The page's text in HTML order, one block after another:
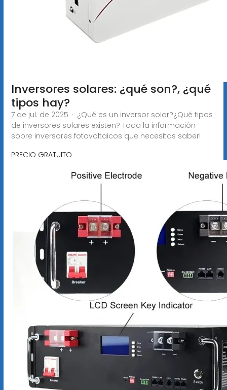
Inversores solares: ¿qué son?, ¿qué
tipos hay?
7 de jul. de 2025 · ¿Qué es un inversor solar?¿Qué tipos
de inversores solares existen? Toda la información
sobre inversores fotovoltaicos que necesitas saber!
PRECIO GRATUITO